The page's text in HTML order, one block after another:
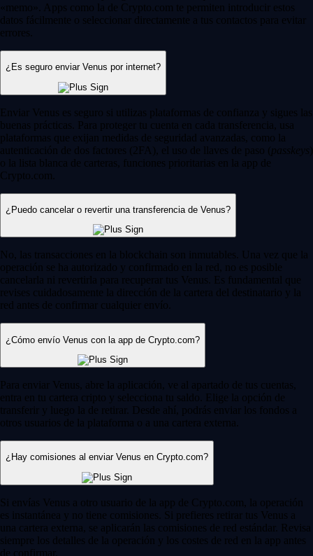
«memo». Apps como la de Crypto.com te permiten introducir estos
datos fácilmente o seleccionar directamente a tus contactos para evitar
errores.
¿Es seguro enviar Venus por internet?
Enviar Venus es seguro si utilizas plataformas de confianza y sigues las
buenas prácticas. Para proteger tu cuenta en cada transferencia, usa
plataformas que exijan medidas de seguridad avanzadas, como la
autenticación de dos factores (2FA), el uso de llaves de paso (passkeys )
o la lista blanca de carteras, funciones prioritarias en la app de
Crypto.com.
¿Puedo cancelar o revertir una transferencia de Venus?
No, las transacciones en la blockchain son inmutables. Una vez que la
operación se ha autorizado y confirmado en la red, no es posible
cancelarla ni revertirla para recuperar tus Venus. Es fundamental que
revises cuidadosamente la dirección de la cartera del destinatario y la
red antes de confirmar cualquier envío.
¿Cómo envío Venus con la app de Crypto.com?
Para enviar Venus, abre la aplicación, ve al apartado de tus cuentas,
entra en tu cartera cripto y selecciona tu saldo. Elige la opción de
transferir y luego la de retirar. Desde ahí, podrás enviar los fondos a
otros usuarios de la plataforma o a una cartera externa.
¿Hay comisiones al enviar Venus en Crypto.com?
Si envías Venus a otro usuario de la app de Crypto.com, la operación
es instantánea y no tiene comisiones. Si prefieres retirar tus Venus a
una cartera externa, se aplicarán las comisiones de red estándar. Revisa
siempre los detalles de la operación y los costes de red en la app antes
de confirmar.